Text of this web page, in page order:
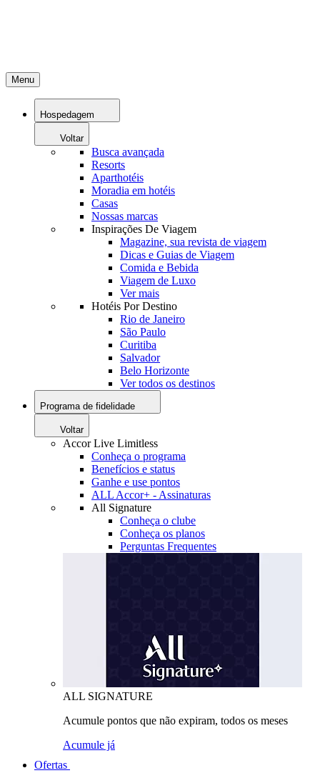
Menu
Hospedagem
Voltar
Busca avançada
Resorts
Aparthotéis
Moradia em hotéis
Casas
Nossas marcas
Inspirações De Viagem
Magazine, sua revista de viagem
Dicas e Guias de Viagem
Comida e Bebida
Viagem de Luxo
Ver mais
Hotéis Por Destino
Rio de Janeiro
São Paulo
Curitiba
Salvador
Belo Horizonte
Ver todos os destinos
Programa de fidelidade
Voltar
Accor Live Limitless
Conheça o programa
Benefícios e status
Ganhe e use pontos
ALL Accor+ - Assinaturas
All Signature
Conheça o clube
Conheça os planos
Perguntas Frequentes
ALL SIGNATURE
Acumule pontos que não expiram, todos os meses
Acumule já
Ofertas